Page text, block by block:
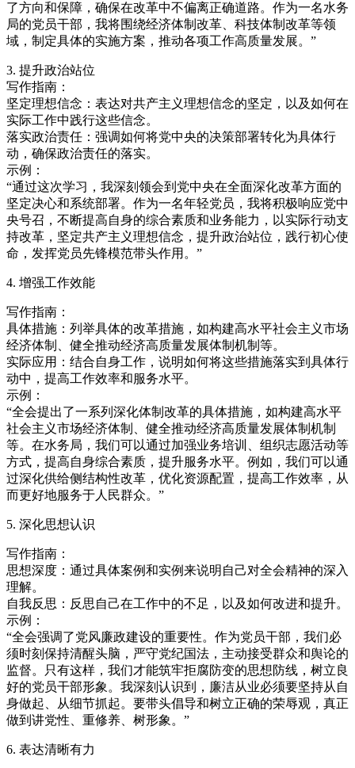
了方向和保障，确保在改革中不偏离正确道路。作为一名水务
局的党员干部，我将围绕经济体制改革、科技体制改革等领
域，制定具体的实施方案，推动各项工作高质量发展。”
3. 提升政治站位
写作指南：
坚定理想信念：表达对共产主义理想信念的坚定，以及如何在
实际工作中践行这些信念。
落实政治责任：强调如何将党中央的决策部署转化为具体行
动，确保政治责任的落实。
示例：
“通过这次学习，我深刻领会到党中央在全面深化改革方面的
坚定决心和系统部署。作为一名年轻党员，我将积极响应党中
央号召，不断提高自身的综合素质和业务能力，以实际行动支
持改革，坚定共产主义理想信念，提升政治站位，践行初心使
命，发挥党员先锋模范带头作用。”
4. 增强工作效能
写作指南：
具体措施：列举具体的改革措施，如构建高水平社会主义市场
经济体制、健全推动经济高质量发展体制机制等。
实际应用：结合自身工作，说明如何将这些措施落实到具体行
动中，提高工作效率和服务水平。
示例：
“全会提出了一系列深化体制改革的具体措施，如构建高水平
社会主义市场经济体制、健全推动经济高质量发展体制机制
等。在水务局，我们可以通过加强业务培训、组织志愿活动等
方式，提高自身综合素质，提升服务水平。例如，我们可以通
过深化供给侧结构性改革，优化资源配置，提高工作效率，从
而更好地服务于人民群众。”
5. 深化思想认识
写作指南：
思想深度：通过具体案例和实例来说明自己对全会精神的深入
理解。
自我反思：反思自己在工作中的不足，以及如何改进和提升。
示例：
“全会强调了党风廉政建设的重要性。作为党员干部，我们必
须时刻保持清醒头脑，严守党纪国法，主动接受群众和舆论的
监督。只有这样，我们才能筑牢拒腐防变的思想防线，树立良
好的党员干部形象。我深刻认识到，廉洁从业必须要坚持从自
身做起、从细节抓起。要带头倡导和树立正确的荣辱观，真正
做到讲党性、重修养、树形象。”
6. 表达清晰有力